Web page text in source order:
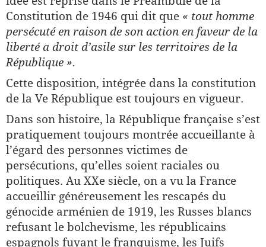
Constitution de 1946 qui dit que « tout homme
persécuté en raison de son action en faveur de la
liberté a droit d’asile sur les territoires de la
République ».
Cette disposition, intégrée dans la constitution
de la Ve République est toujours en vigueur.
Dans son histoire, la République française s’est
pratiquement toujours montrée accueillante à
l’égard des personnes victimes de
persécutions, qu’elles soient raciales ou
politiques. Au XXe siècle, on a vu la France
accueillir généreusement les rescapés du
génocide arménien de 1919, les Russes blancs
refusant le bolchevisme, les républicains
espagnols fuyant le franquisme, les Juifs